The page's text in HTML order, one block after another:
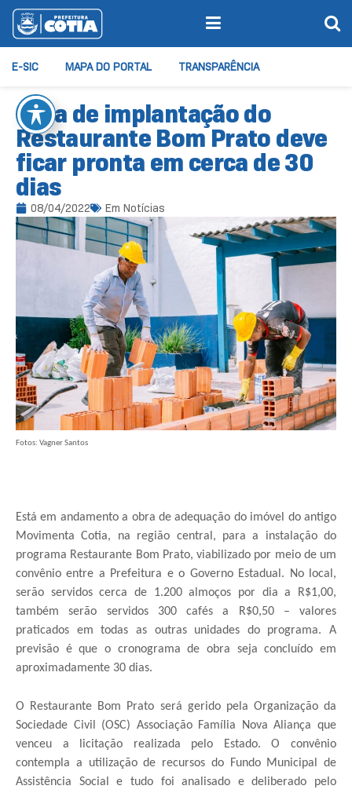
E-SIC MAPA DO PORTAL TRANSPARÊNCIA
Obra de implantação do
Restaurante Bom Prato deve
ficar pronta em cerca de 30
dias
08/04/2022 Em Notícias
Fotos: Vagner Santos
Está em andamento a obra de adequação do imóvel do antigo
Movimenta Cotia, na região central, para a instalação do
programa Restaurante Bom Prato, viabilizado por meio de um
convênio entre a Prefeitura e o Governo Estadual. No local,
serão servidos cerca de 1.200 almoços por dia a R$1,00,
também serão servidos 300 cafés a R$0,50 – valores
praticados em todas as outras unidades do programa. A
previsão é que o cronograma de obra seja concluído em
aproximadamente 30 dias.
O Restaurante Bom Prato será gerido pela Organização da
Sociedade Civil (OSC) Associação Família Nova Aliança que
venceu a licitação realizada pelo Estado. O convênio
contempla a utilização de recursos do Fundo Municipal de
Assistência Social e tudo foi analisado e deliberado pelo